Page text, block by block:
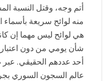
أتم وجه، وقتل النسبة
منه لوائح سريعة بأسماء
هي لوائح ليس مهما إن
شأن يومي من دون اعتبار
أحد عددهم الحقيقي. عبر
عالم السجون السوري